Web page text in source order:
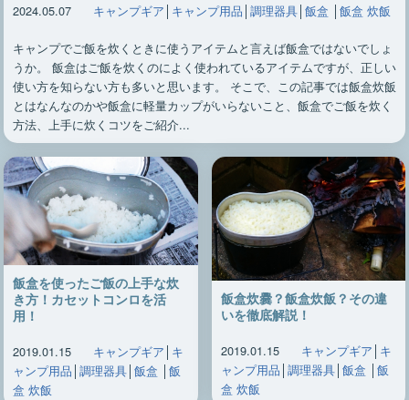
2024.05.07 キャンプギア │ キャンプ用品 │ 調理器具│ 飯盒 │ 飯盒 炊飯
キャンプでご飯を炊くときに使うアイテムと言えば飯盒ではないでしょ
うか。 飯盒はご飯を炊くのによく使われているアイテムですが、正しい
使い方を知らない方も多いと思います。 そこで、この記事では飯盒炊飯
とはなんなのかや飯盒に軽量カップがいらないこと、飯盒でご飯を炊く
方法、上手に炊くコツをご紹介...
飯盒を使ったご飯の上手な炊
き方！カセットコンロを活
用！
2019.01.15 キャンプギア │ キ
ャンプ用品 │ 調理器具│ 飯盒 │ 飯
盒 炊飯
飯盒炊爨？飯盒炊飯？その違
いを徹底解説！
2019.01.15 キャンプギア │ キ
ャンプ用品 │ 調理器具│ 飯盒 │ 飯
盒 炊飯